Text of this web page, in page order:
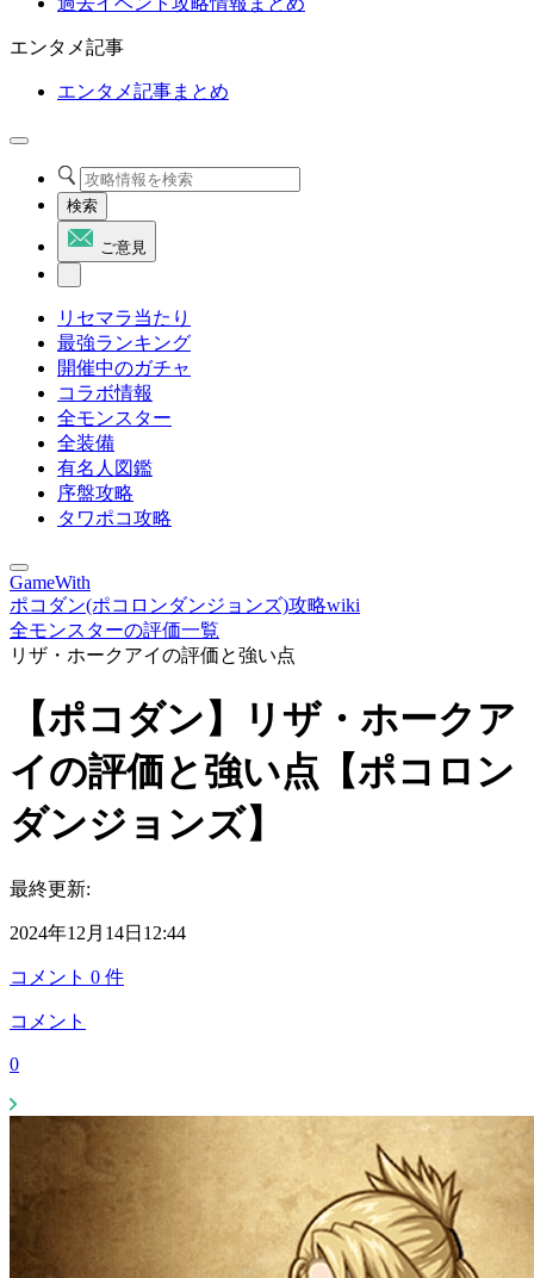
エンタメ記事
エンタメ記事まとめ
検索
ご意見
リセマラ当たり
最強ランキング
開催中のガチャ
コラボ情報
全モンスター
全装備
有名人図鑑
序盤攻略
タワポコ攻略
GameWith
ポコダン(ポコロンダンジョンズ)攻略wiki
全モンスターの評価一覧
リザ・ホークアイの評価と強い点
【ポコダン】リザ・ホークア
イの評価と強い点【ポコロン
ダンジョンズ】
最終更新:
2024年12月14日12:44
コメント 0 件
コメント
0